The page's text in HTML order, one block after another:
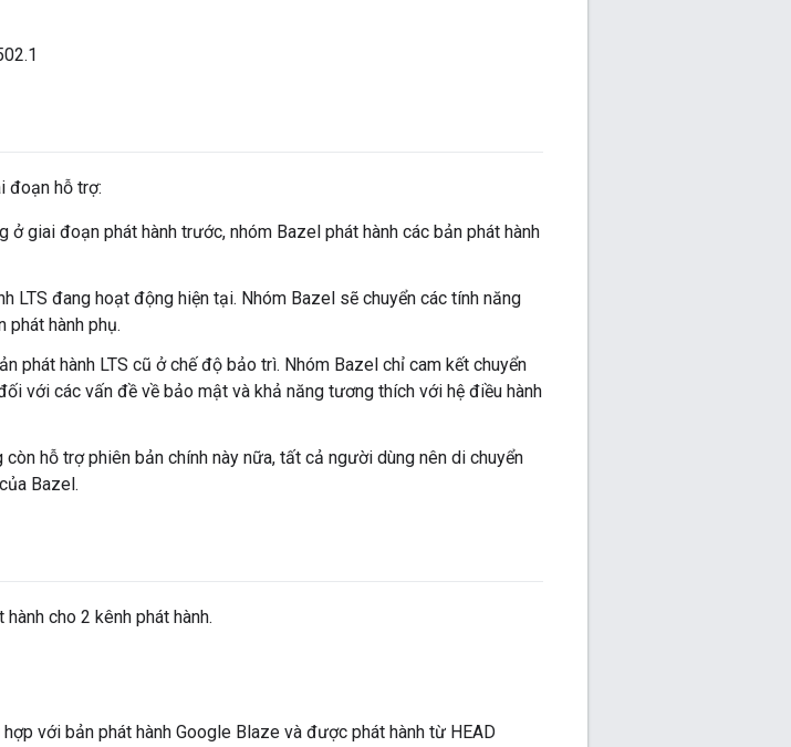
đoạn hỗ trợ:
ở giai đoạn phát hành trước, nhóm Bazel phát hành các bản phát hành
LTS đang hoạt động hiện tại. Nhóm Bazel sẽ chuyển các tính năng
phát hành phụ.
phát hành LTS cũ ở chế độ bảo trì. Nhóm Bazel chỉ cam kết chuyển
với các vấn đề về bảo mật và khả năng tương thích với hệ điều hành
còn hỗ trợ phiên bản chính này nữa, tất cả người dùng nên di chuyển
Bazel.
cho 2 kênh phát hành.
với bản phát hành Google Blaze và được phát hành từ HEAD